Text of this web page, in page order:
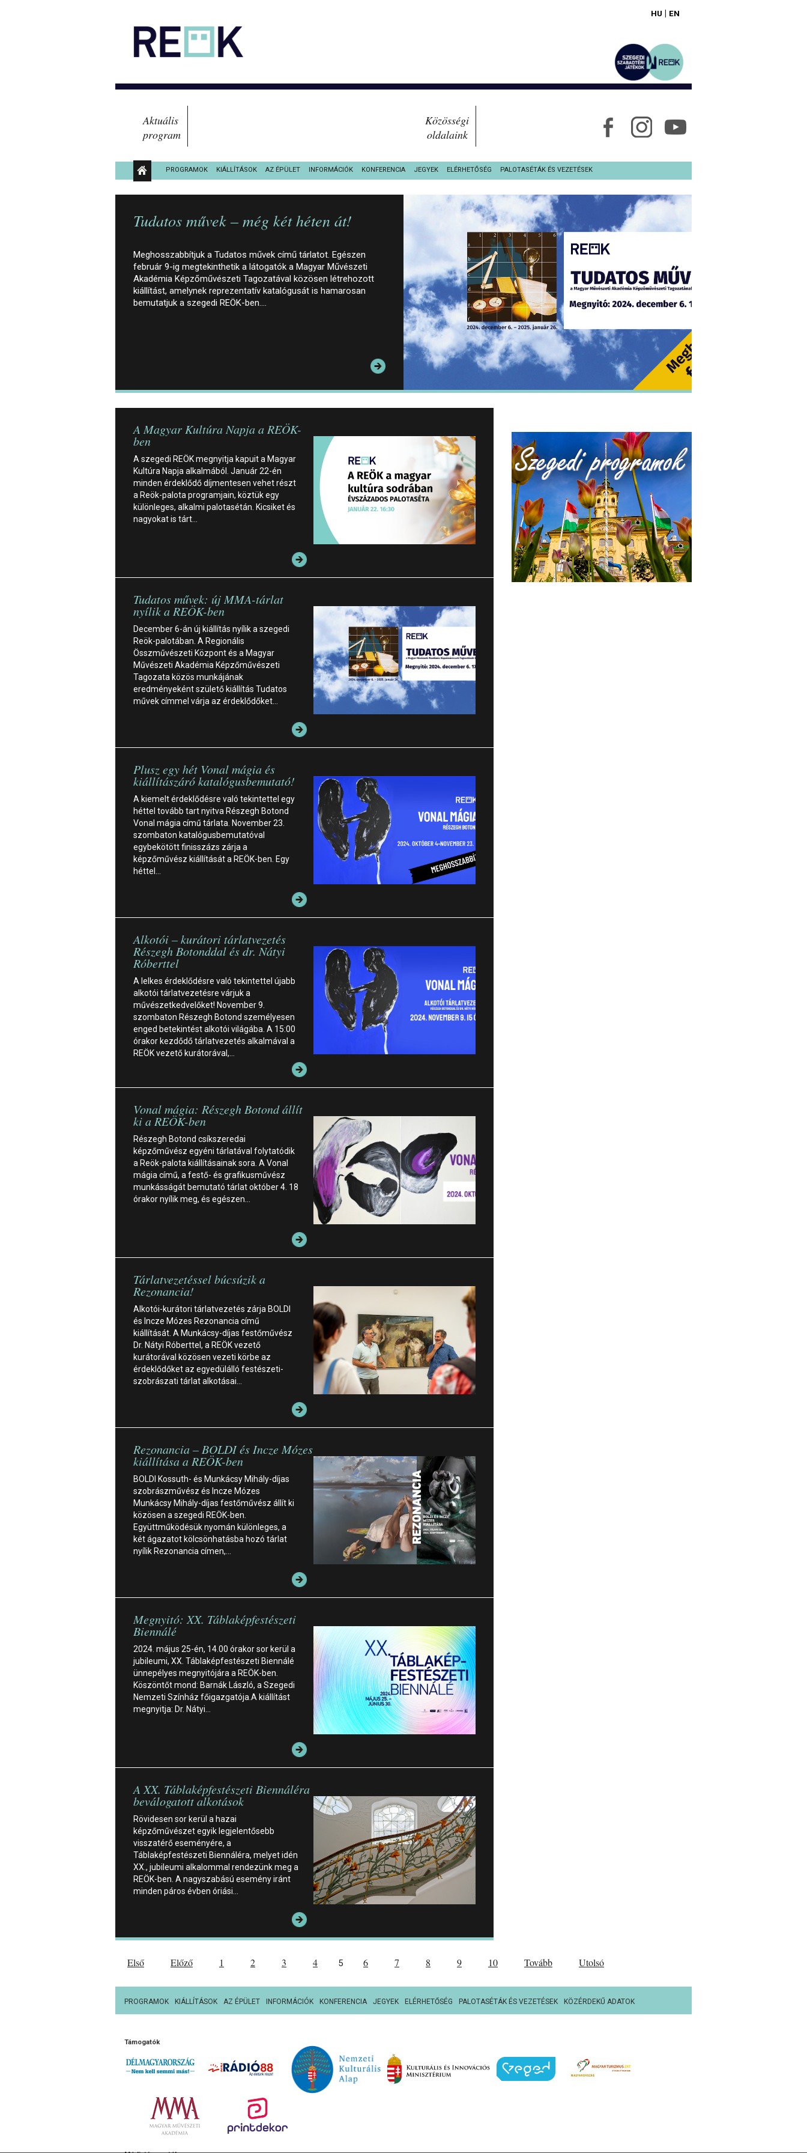
Aktuális
program
Közösségi
oldalaink
HU | EN
PROGRAMOK KIÁLLÍTÁSOK AZ ÉPÜLET INFORMÁCIÓK KONFERENCIA JEGYEK ELÉRHETŐSÉG PALOTASÉTÁK ÉS VEZETÉSEK
KÖZÉRDEKŰ ADATOK
Tudatos művek – még két héten át!
Meghosszabbítjuk a Tudatos művek című tárlatot. Egészen
február 9-ig megtekinthetik a látogatók a Magyar Művészeti
Akadémia Képzőművészeti Tagozatával közösen létrehozott
kiállítást, amelynek reprezentatív katalógusát is hamarosan
bemutatjuk a szegedi REÖK-ben.…
A Magyar Kultúra Napja a REÖK-
ben
A szegedi REÖK megnyitja kapuit a Magyar
Kultúra Napja alkalmából. Január 22-én
minden érdeklődő díjmentesen vehet részt
a Reök-palota programjain, köztük egy
különleges, alkalmi palotasétán. Kicsiket és
nagyokat is tárt…
Tudatos művek: új MMA-tárlat
nyílik a REÖK-ben
December 6-án új kiállítás nyílik a szegedi
Reök-palotában. A Regionális
Összművészeti Központ és a Magyar
Művészeti Akadémia Képzőművészeti
Tagozata közös munkájának
eredményeként születő kiállítás Tudatos
művek címmel várja az érdeklődőket…
Plusz egy hét Vonal mágia és
kiállítászáró katalógusbemutató!
A kiemelt érdeklődésre való tekintettel egy
héttel tovább tart nyitva Részegh Botond
Vonal mágia című tárlata. November 23.
szombaton katalógusbemutatóval
egybekötött finisszázs zárja a
képzőművész kiállítását a REÖK-ben. Egy
héttel…
Alkotói – kurátori tárlatvezetés
Részegh Botonddal és dr. Nátyi
Róberttel
A lelkes érdeklődésre való tekintettel újabb
alkotói tárlatvezetésre várjuk a
művészetkedvelőket! November 9.
szombaton Részegh Botond személyesen
enged betekintést alkotói világába. A 15:00
órakor kezdődő tárlatvezetés alkalmával a
REÖK vezető kurátorával,…
Vonal mágia: Részegh Botond állít
ki a REÖK-ben
Részegh Botond csíkszeredai
képzőművész egyéni tárlatával folytatódik
a Reök-palota kiállításainak sora. A Vonal
mágia című, a festő- és grafikusművész
munkásságát bemutató tárlat október 4. 18
órakor nyílik meg, és egészen…
Tárlatvezetéssel búcsúzik a
Rezonancia!
Alkotói-kurátori tárlatvezetés zárja BOLDI
és Incze Mózes Rezonancia című
kiállítását. A Munkácsy-díjas festőművész
Dr. Nátyi Róberttel, a REÖK vezető
kurátorával közösen vezeti körbe az
érdeklődőket az egyedülálló festészeti-
szobrászati tárlat alkotásai…
Rezonancia – BOLDI és Incze Mózes
kiállítása a REÖK-ben
BOLDI Kossuth- és Munkácsy Mihály-díjas
szobrászművész és Incze Mózes
Munkácsy Mihály-díjas festőművész állít ki
közösen a szegedi REÖK-ben.
Együttműködésük nyomán különleges, a
két ágazatot kölcsönhatásba hozó tárlat
nyílik Rezonancia címen,…
Megnyitó: XX. Táblaképfestészeti
Biennálé
2024. május 25-én, 14.00 órakor sor kerül a
jubileumi, XX. Táblaképfestészeti Biennálé
ünnepélyes megnyitójára a REÖK-ben.
Köszöntőt mond: Barnák László, a Szegedi
Nemzeti Színház főigazgatója.A kiállítást
megnyitja: Dr. Nátyi…
A XX. Táblaképfestészeti Biennáléra
beválogatott alkotások
Rövidesen sor kerül a hazai
képzőművészet egyik legjelentősebb
visszatérő eseményére, a
Táblaképfestészeti Biennáléra, melyet idén
XX., jubileumi alkalommal rendezünk meg a
REÖK-ben. A nagyszabású esemény iránt
minden páros évben óriási…
Első Előző 1 2 3 4 5 6 7 8 9 10 Tovább Utolsó
PROGRAMOK KIÁLLÍTÁSOK AZ ÉPÜLET INFORMÁCIÓK KONFERENCIA JEGYEK ELÉRHETŐSÉG PALOTASÉTÁK ÉS VEZETÉSEK KÖZÉRDEKŰ ADATOK
Támogatók